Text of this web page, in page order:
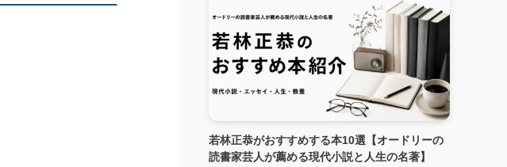
若林正恭がおすすめする本10選【オードリーの
読書家芸人が薦める現代小説と人生の名著】